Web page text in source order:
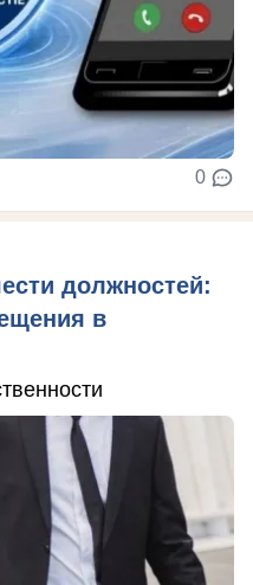
0
должностей:
в